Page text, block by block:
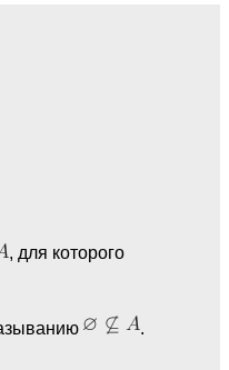
, для которого
.